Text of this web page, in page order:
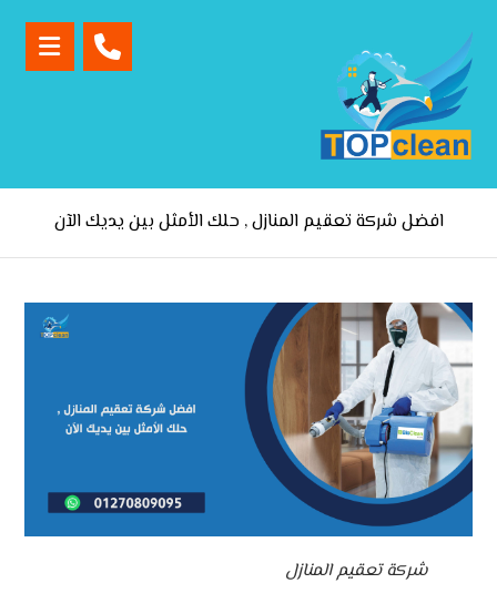
افضل شركة تعقيم المنازل , حلك الأمثل بين يديك الآن
شركة تعقيم المنازل